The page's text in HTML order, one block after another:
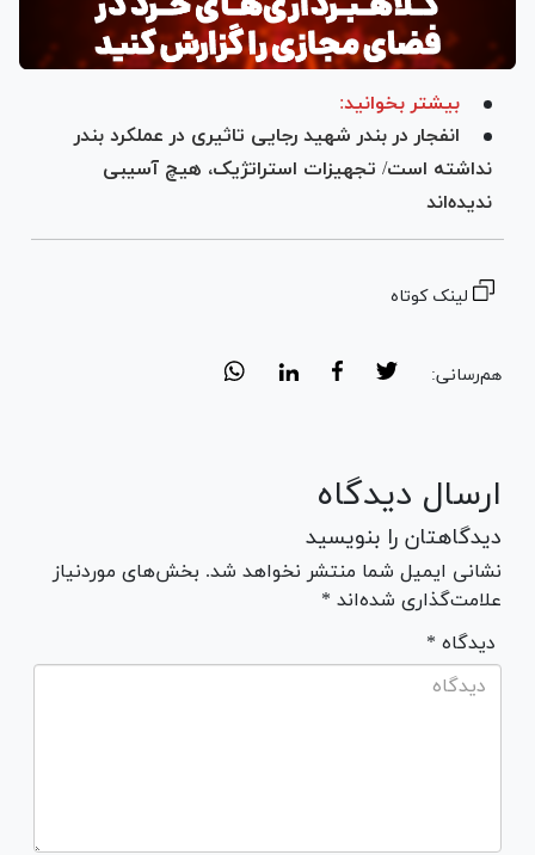
بیشتر بخوانید:
انفجار در بندر شهید رجایی تاثیری در عملکرد بندر
نداشته است/ تجهیزات استراتژیک، هیچ آسیبی
ندیده‌اند
لینک کوتاه
هم‌رسانی:
ارسال دیدگاه
دیدگاهتان را بنویسید
نشانی ایمیل شما منتشر نخواهد شد. بخش‌های موردنیاز
علامت‌گذاری شده‌اند *
* دیدگاه